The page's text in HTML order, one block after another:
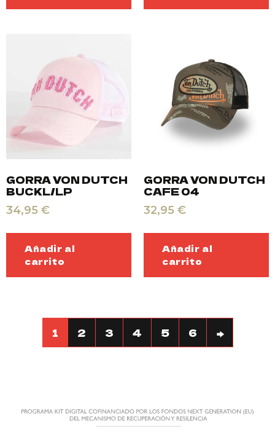
GORRA VON DUTCH
BUCKL/LP
34,95 €
Añadir al
carrito
GORRA VON DUTCH
CAFE 04
32,95 €
Añadir al
carrito
1 2 3 4 5 6 →